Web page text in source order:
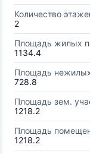
Количество
2
Площадь жилых
1134.4
Площадь
728.8
Площадь зем.
1218.2
Площадь
1218.2